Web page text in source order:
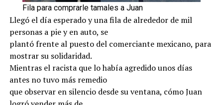
Fila para comprarle tamales a Juan
Llegó el día esperado y una fila de alrededor de mil
personas a pie y en auto, se
plantó frente al puesto del comerciante mexicano, para
mostrar su solidaridad.
Mientras el racista que lo había agredido unos días
antes no tuvo más remedio
que observar en silencio desde su ventana, cómo Juan